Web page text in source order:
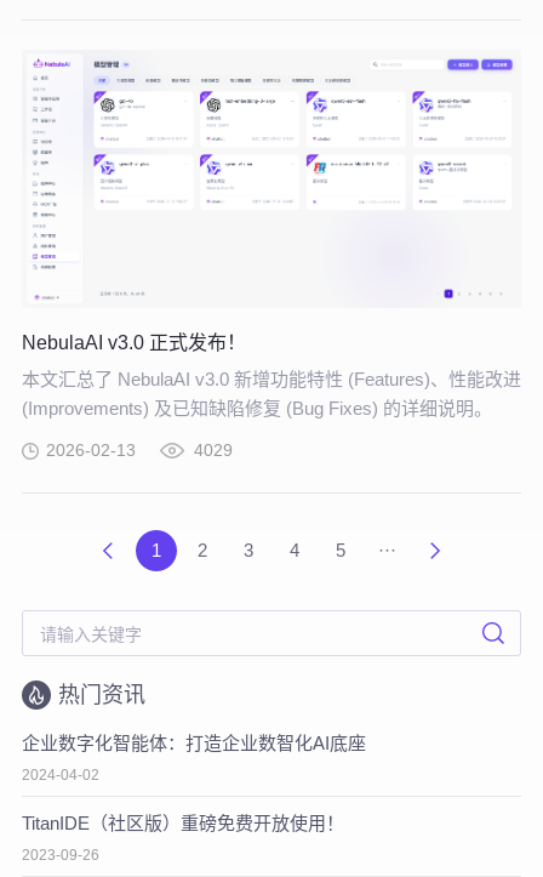
NebulaAI v3.0 正式发布！
本文汇总了 NebulaAI v3.0 新增功能特性 (Features)、性能改进
(Improvements) 及已知缺陷修复 (Bug Fixes) 的详细说明。
2026-02-13 4029
1 2 3 4 5 ···
热门资讯
企业数字化智能体：打造企业数智化AI底座
2024-04-02
TitanIDE（社区版）重磅免费开放使用！
2023-09-26